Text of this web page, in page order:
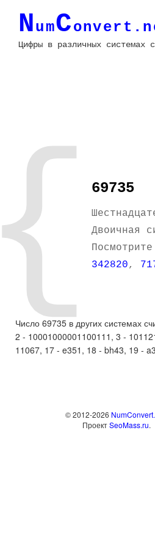
NumC
Цифры в различных системах
69735
Двоичная
342820,
Число 69735 в других системах
2 - 10001000001100111, 3 -
11067, 17 - e351, 18 - bh43, 19 -
© 2012-2026
ПроектSeoMass.ru.